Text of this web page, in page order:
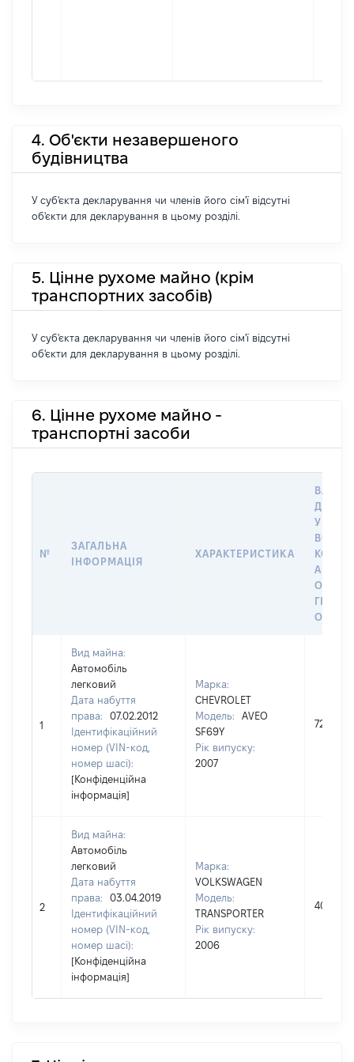
4. Об'єкти незавершеного
будівництва
У суб'єкта декларування чи членів його сім'ї відсутні
об'єкти для декларування в цьому розділі.
5. Цінне рухоме майно (крім
транспортних засобів)
У суб'єкта декларування чи членів його сім'ї відсутні
об'єкти для декларування в цьому розділі.
6. Цінне рухоме майно -
транспортні засоби
№
ЗАГАЛЬНА
ІНФОРМАЦІЯ
ХАРАКТЕРИСТИКА
ДАТУ
У
АБО
1
Вид майна:
Автомобіль
легковий
Дата набуття
права:
07.02.2012
Ідентифікаційний
номер (VIN-код,
номер шасі):
[Конфіденційна
інформація]
Марка:
CHEVROLET
Модель:
AVEO
SF69Y
Рік випуску:
2007
72000
2
Вид майна:
Автомобіль
легковий
Дата набуття
права:
03.04.2019
Ідентифікаційний
номер (VIN-код,
номер шасі):
[Конфіденційна
інформація]
Марка:
VOLKSWAGEN
Модель:
TRANSPORTER
Рік випуску:
2006
40000